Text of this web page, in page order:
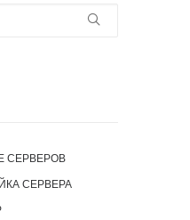
СЕРВЕРОВ
СЕРВЕРА